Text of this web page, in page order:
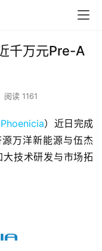
千万元Pre-A
阅读 1161
Phoenicia）近日完成
万洋新能源与伍杰
大技术研发与市场拓